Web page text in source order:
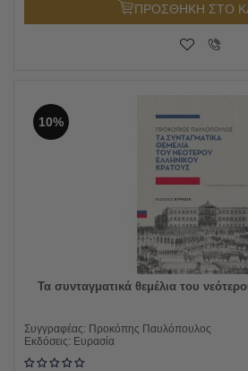
ΠΡΟΣΘΗΚΗ ΣΤΟ
10%
Τα συνταγματικά θεμέλια του
Συγγραφέας: Προκόπης Παυλόπουλος
Εκδόσεις: Ευρασία